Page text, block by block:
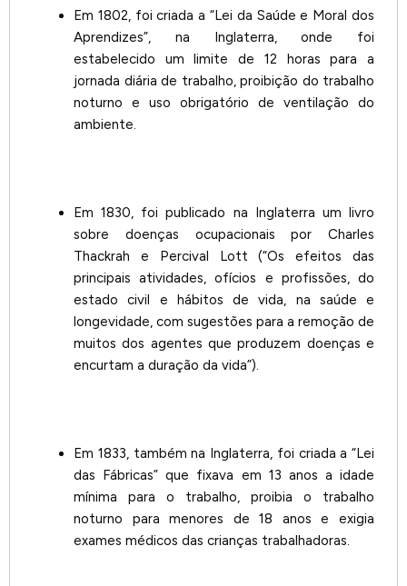
Em 1802, foi criada a “Lei da Saúde e Moral dos
Aprendizes”, na Inglaterra, onde foi
estabelecido um limite de 12 horas para a
jornada diária de trabalho, proibição do trabalho
noturno e uso obrigatório de ventilação do
ambiente.
Em 1830, foi publicado na Inglaterra um livro
sobre doenças ocupacionais por Charles
Thackrah e Percival Lott (“Os efeitos das
principais atividades, ofícios e profissões, do
estado civil e hábitos de vida, na saúde e
longevidade, com sugestões para a remoção de
muitos dos agentes que produzem doenças e
encurtam a duração da vida”).
Em 1833, também na Inglaterra, foi criada a “Lei
das Fábricas” que fixava em 13 anos a idade
mínima para o trabalho, proibia o trabalho
noturno para menores de 18 anos e exigia
exames médicos das crianças trabalhadoras.